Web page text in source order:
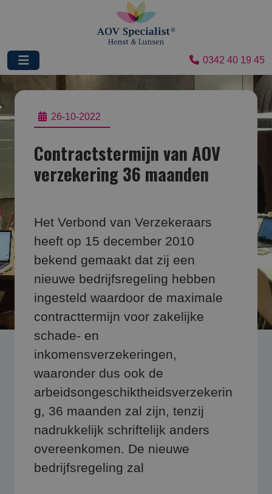
0342 40 19 45
26-10-2022
Contractstermijn van AOV
verzekering 36 maanden
Het Verbond van Verzekeraars
heeft op 15 december 2010
bekend gemaakt dat zij een
nieuwe bedrijfsregeling hebben
ingesteld waardoor de maximale
contracttermijn voor zakelijke
schade- en
inkomensverzekeringen,
waaronder dus ook de
arbeidsongeschiktheidsverzekerin
g, 36 maanden zal zijn, tenzij
nadrukkelijk schriftelijk anders
overeenkomen. De nieuwe
bedrijfsregeling zal